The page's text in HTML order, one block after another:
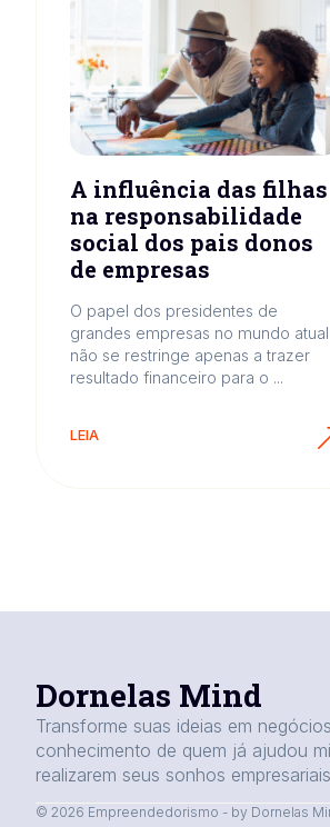
A influência das filhas
na responsabilidade
social dos pais donos
de empresas
O papel dos presidentes de
grandes empresas no mundo atual
não se restringe apenas a trazer
resultado financeiro para o ...
LEIA
Dornelas Mind
Transforme suas ideias em
conhecimento de quem já ajudou
realizarem seus sonhos
© 2026 Empreendedorismo - by Dornelas